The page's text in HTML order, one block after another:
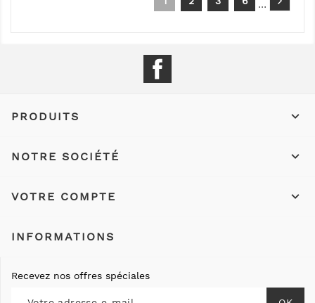
…
PRODUITS 
NOTRE SOCIÉTÉ 
VOTRE COMPTE 
INFORMATIONS
Recevez nos offres spéciales